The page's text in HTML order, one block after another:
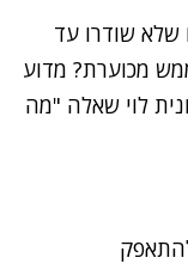
שלא שודרו עד
מכוערת? מדוע
לוי שאלה "מה